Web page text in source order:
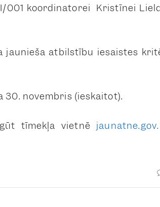
I/001 koordinatorei Kristīnei
jaunieša atbilstību iesaistes
30. novembris (ieskaitot).
tīmekļa vietnē